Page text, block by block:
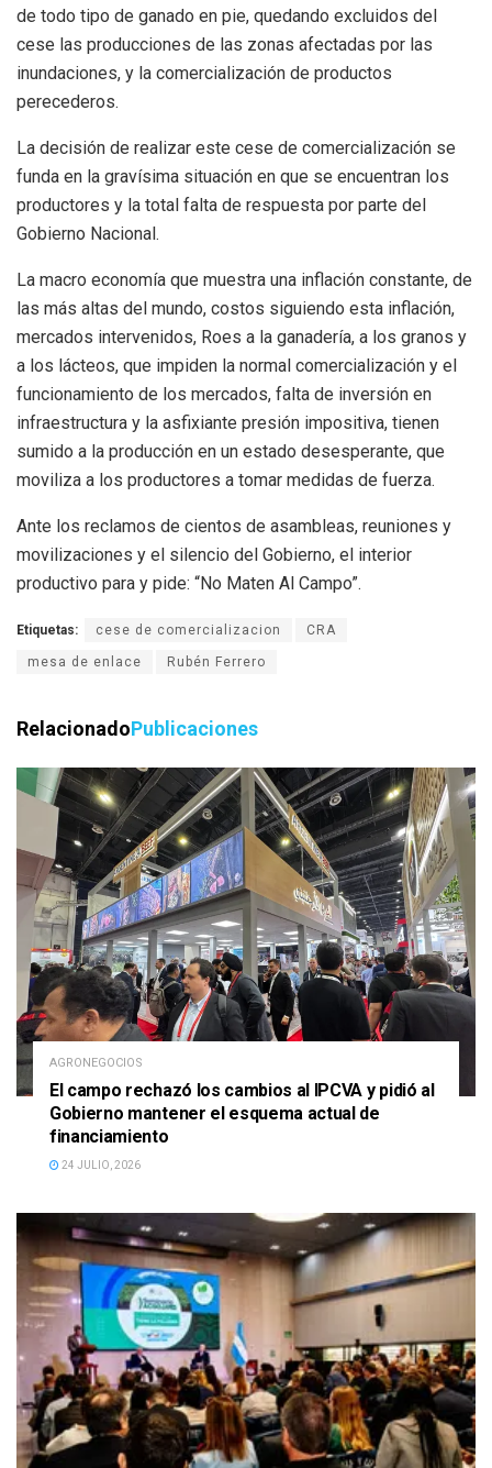
de todo tipo de ganado en pie, quedando excluidos del
cese las producciones de las zonas afectadas por las
inundaciones, y la comercialización de productos
perecederos.
La decisión de realizar este cese de comercialización se
funda en la gravísima situación en que se encuentran los
productores y la total falta de respuesta por parte del
Gobierno Nacional.
La macro economía que muestra una inflación constante, de
las más altas del mundo, costos siguiendo esta inflación,
mercados intervenidos, Roes a la ganadería, a los granos y
a los lácteos, que impiden la normal comercialización y el
funcionamiento de los mercados, falta de inversión en
infraestructura y la asfixiante presión impositiva, tienen
sumido a la producción en un estado desesperante, que
moviliza a los productores a tomar medidas de fuerza.
Ante los reclamos de cientos de asambleas, reuniones y
movilizaciones y el silencio del Gobierno, el interior
productivo para y pide: “No Maten Al Campo”.
Etiquetas: cese de comercializacion CRA
mesa de enlace Rubén Ferrero
RelacionadoPublicaciones
AGRONEGOCIOS
El campo rechazó los cambios al IPCVA y pidió al
Gobierno mantener el esquema actual de
financiamiento
24 JULIO, 2026